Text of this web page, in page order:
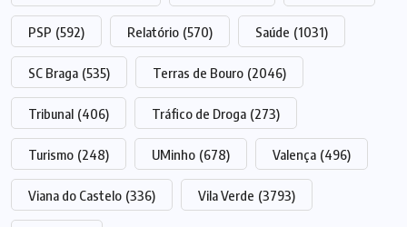
PSP (592) Relatório (570) Saúde (1031)
SC Braga (535) Terras de Bouro (2046)
Tribunal (406) Tráfico de Droga (273)
Turismo (248) UMinho (678) Valença (496)
Viana do Castelo (336) Vila Verde (3793)